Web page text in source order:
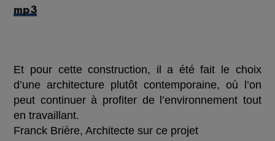
mp3
Et pour cette construction, il a été fait le choix
d’une architecture plutôt contemporaine, où l’on
peut continuer à profiter de l’environnement tout
en travaillant.
Franck Brière, Architecte sur ce projet